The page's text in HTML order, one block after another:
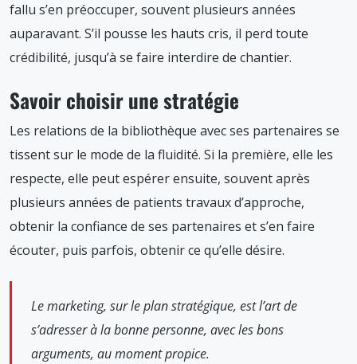
fallu s’en préoccuper, souvent plusieurs années
auparavant. S’il pousse les hauts cris, il perd toute
crédibilité, jusqu’à se faire interdire de chantier.
Savoir choisir une stratégie
Les relations de la bibliothèque avec ses partenaires se
tissent sur le mode de la fluidité. Si la première, elle les
respecte, elle peut espérer ensuite, souvent après
plusieurs années de patients travaux d’approche,
obtenir la confiance de ses partenaires et s’en faire
écouter, puis parfois, obtenir ce qu’elle désire.
Le marketing, sur le plan stratégique, est l’art de
s’adresser à la bonne personne, avec les bons
arguments, au moment propice.